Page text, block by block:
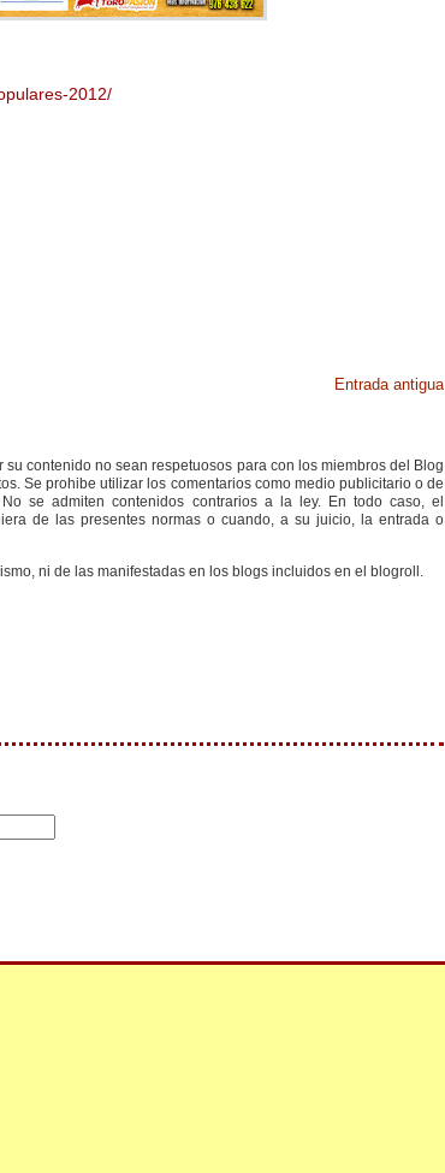
2012/
Entrada antigua
contenido no sean respetuosos para con los miembros del Blog
Se prohibe utilizar los comentarios como medio publicitario o de
se admiten contenidos contrarios a la ley. En todo caso, el
de las presentes normas o cuando, a su juicio, la entrada o
ni de las manifestadas en los blogs incluidos en el blogroll.